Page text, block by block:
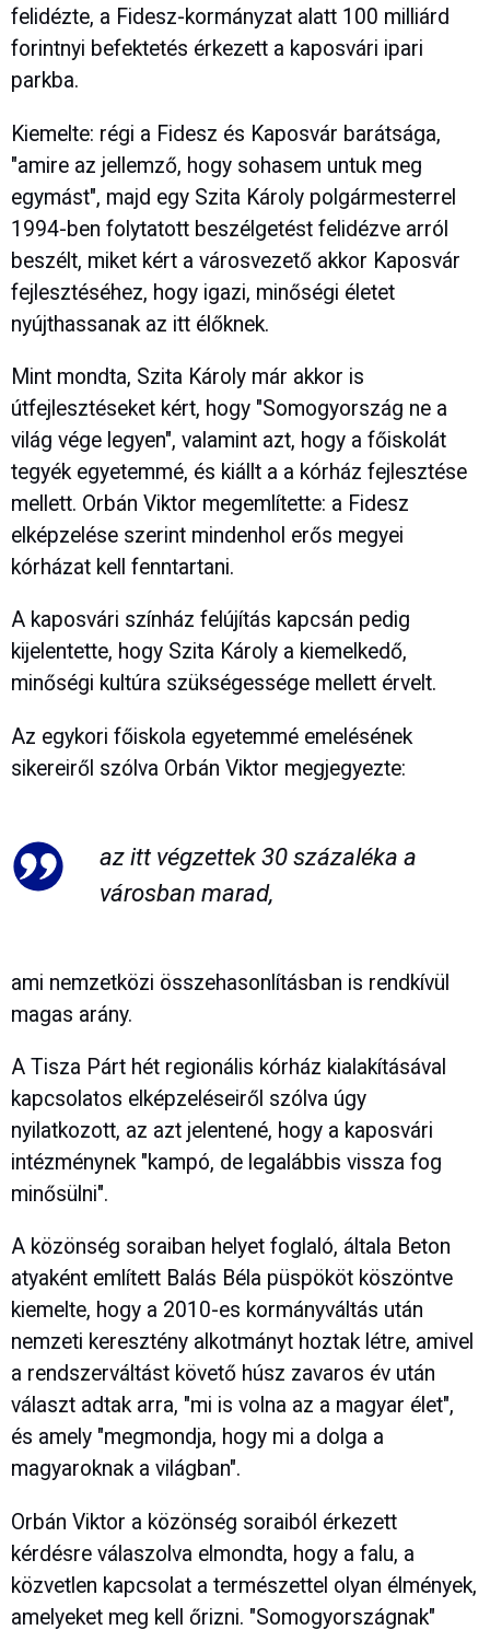
felidézte, a Fidesz-kormányzat alatt 100 milliárd
forintnyi befektetés érkezett a kaposvári ipari
parkba.
Kiemelte: régi a Fidesz és Kaposvár barátsága,
"amire az jellemző, hogy sohasem untuk meg
egymást", majd egy Szita Károly polgármesterrel
1994-ben folytatott beszélgetést felidézve arról
beszélt, miket kért a városvezető akkor Kaposvár
fejlesztéséhez, hogy igazi, minőségi életet
nyújthassanak az itt élőknek.
Mint mondta, Szita Károly már akkor is
útfejlesztéseket kért, hogy "Somogyország ne a
világ vége legyen", valamint azt, hogy a főiskolát
tegyék egyetemmé, és kiállt a a kórház fejlesztése
mellett. Orbán Viktor megemlítette: a Fidesz
elképzelése szerint mindenhol erős megyei
kórházat kell fenntartani.
A kaposvári színház felújítás kapcsán pedig
kijelentette, hogy Szita Károly a kiemelkedő,
minőségi kultúra szükségessége mellett érvelt.
Az egykori főiskola egyetemmé emelésének
sikereiről szólva Orbán Viktor megjegyezte:
az itt végzettek 30 százaléka a
városban marad,
ami nemzetközi összehasonlításban is rendkívül
magas arány.
A Tisza Párt hét regionális kórház kialakításával
kapcsolatos elképzeléseiről szólva úgy
nyilatkozott, az azt jelentené, hogy a kaposvári
intézménynek "kampó, de legalábbis vissza fog
minősülni".
A közönség soraiban helyet foglaló, általa Beton
atyaként említett Balás Béla püspököt köszöntve
kiemelte, hogy a 2010-es kormányváltás után
nemzeti keresztény alkotmányt hoztak létre, amivel
a rendszerváltást követő húsz zavaros év után
választ adtak arra, "mi is volna az a magyar élet",
és amely "megmondja, hogy mi a dolga a
magyaroknak a világban".
Orbán Viktor a közönség soraiból érkezett
kérdésre válaszolva elmondta, hogy a falu, a
közvetlen kapcsolat a természettel olyan élmények,
amelyeket meg kell őrizni. "Somogyországnak"